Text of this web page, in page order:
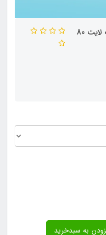
پنل ال ای دی 60*60 توکار بک لایت 80